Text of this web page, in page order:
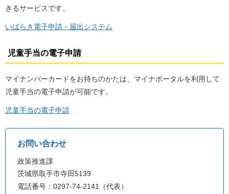
きるサービスです。
いばらき電子申請・届出システム
児童手当の電子申請
マイナンバーカードをお持ちのかたは、マイナポータルを利用して
児童手当の電子申請が可能です。
児童手当の電子申請
お問い合わせ
政策推進課
茨城県取手市寺田5139
電話番号：0297-74-2141（代表）